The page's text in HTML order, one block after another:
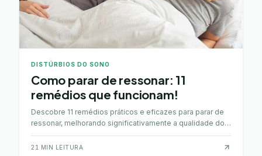
DISTÚRBIOS DO SONO
Como parar de ressonar: 11
remédios que funcionam!
Descobre 11 remédios práticos e eficazes para parar de
ressonar, melhorando significativamente a qualidade do
teu sono e o bem-estar geral.
21 MIN LEITURA